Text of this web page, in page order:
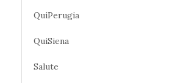
QuiPerugia
QuiSiena
Salute